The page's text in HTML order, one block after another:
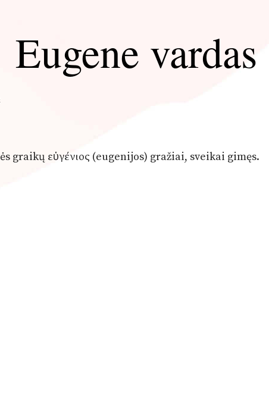
Eugene vardas
graikų εὐγένιος (eugenijos) gražiai, sveikai gimęs.